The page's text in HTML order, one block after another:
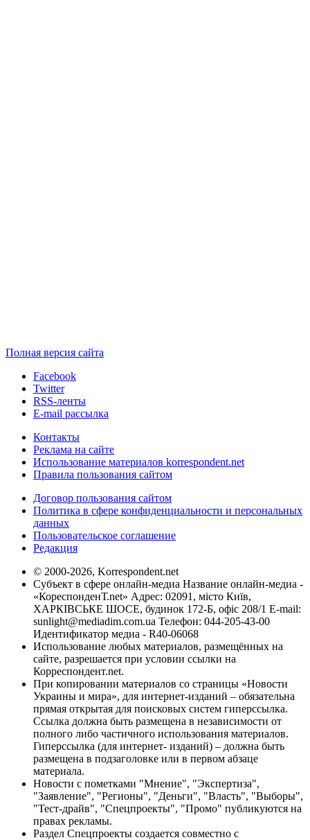
Полная версия сайта
Facebook
Twitter
RSS-ленты
E-mail рассылка
Контакты
Реклама на сайте
Использование материалов korrespondent.net
Правила пользования сайтом
Договор пользования сайтом
Политика в сфере конфиденциальности и персональных
данных
Пользовательское соглашение
Редакция
© 2000-2026, Korrespondent.net
Субъект в сфере онлайн-медиа Название онлайн-медиа -
«КореспонденТ.net» Адрес: 02091, місто Київ,
ХАРКІВСЬКЕ ШОСЕ, будинок 172-Б, офіс 208/1 E-mail:
sunlight@mediadim.com.ua Телефон: 044-205-43-00
Идентификатор медиа - R40-06068
Использование любых материалов, размещённых на
сайте, разрешается при условии ссылки на
Корреспондент.net.
При копировании материалов со страницы «Новости
Украины и мира», для интернет-изданий – обязательна
прямая открытая для поисковых систем гиперссылка.
Ссылка должна быть размещена в независимости от
полного либо частичного использования материалов.
Гиперссылка (для интернет- изданий) – должна быть
размещена в подзаголовке или в первом абзаце
материала.
Новости с пометками "Мнение", "Экспертиза",
"Заявление", "Регионы", "Деньги", "Власть", "Выборы",
"Тест-драйв", "Спецпроекты", "Промо" публикуются на
правах рекламы.
Раздел Спецпроекты создается совместно с